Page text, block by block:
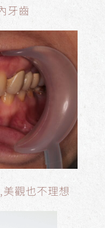
牙齒
觀也不理想